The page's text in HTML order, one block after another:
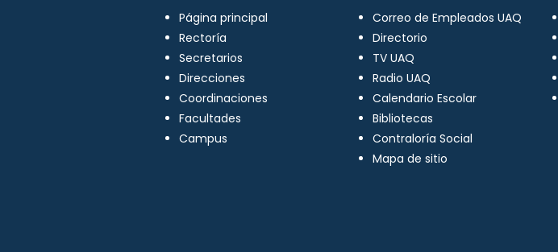
Página principal
Rectoría
Secretarios
Direcciones
Coordinaciones
Facultades
Campus
Correo de Empleados UAQ
Directorio
TV UAQ
Radio UAQ
Calendario Escolar
Bibliotecas
Contraloría Social
Mapa de sitio